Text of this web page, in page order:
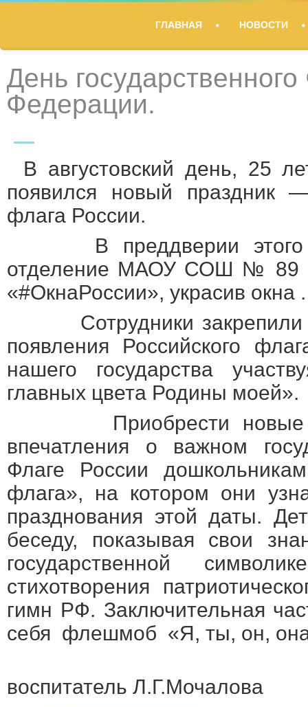
ГЛАВНАЯ НОВОСТИ
День
Федерации.
В августовский день, 25
появился новый праздник
флага России.
В преддверии этого
отделение МАОУ СОШ № 89
«#ОкнаРоссии», украсив окна .
Сотрудники закрепили
появления Российского
нашего государства
главных цвета Родины моей».
Приобрести новые
впечатления о важном
Флаге России
флага», на котором они
празднования этой даты.
беседу, показывая свои
государственной
стихотворения
гимн РФ. Заключительная
себя флешмоб «Я, ты, он,
воспитатель Л.Г.Мочалова